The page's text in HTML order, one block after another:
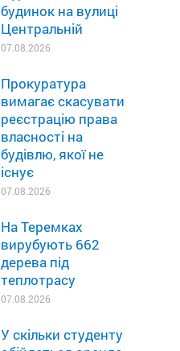
будинок на вулиці
Центральній
07.08.2026
Прокуратура
вимагає скасувати
реєстрацію права
власності на
будівлю, якої не
існує
07.08.2026
На Теремках
вирубують 662
дерева під
теплотрасу
07.08.2026
У скільки студенту